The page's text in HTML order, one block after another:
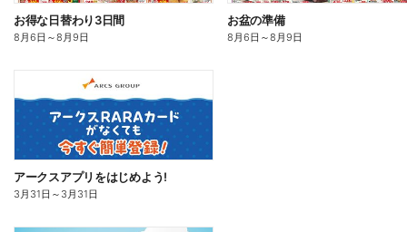
お得な日替わり3日間
8月6日 ～8月9日
お盆の準備
8月6日 ～8月9日
アークスアプリをはじめよう!
3月31日 ～ 3月31日